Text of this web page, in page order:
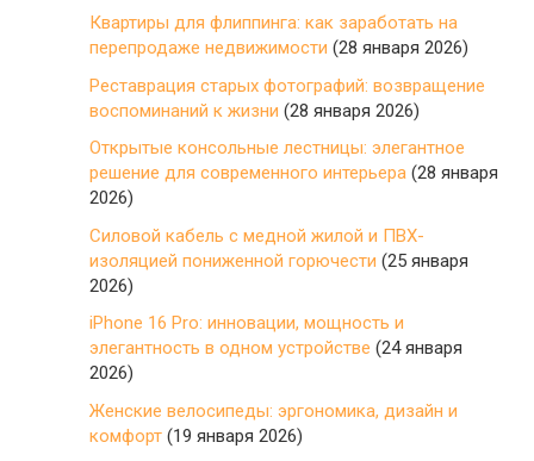
Квартиры для флиппинга: как заработать на
перепродаже недвижимости (28 января 2026)
Реставрация старых фотографий: возвращение
воспоминаний к жизни (28 января 2026)
Открытые консольные лестницы: элегантное
решение для современного интерьера (28 января
2026)
Силовой кабель с медной жилой и ПВХ-
изоляцией пониженной горючести (25 января
2026)
iPhone 16 Pro: инновации, мощность и
элегантность в одном устройстве (24 января
2026)
Женские велосипеды: эргономика, дизайн и
комфорт (19 января 2026)